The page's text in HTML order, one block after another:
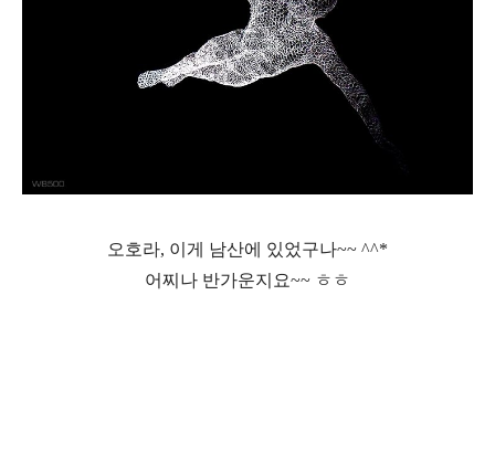
오호라, 이게 남산에 있었구나~~ ^^*
어찌나 반가운지요~~ ㅎㅎ